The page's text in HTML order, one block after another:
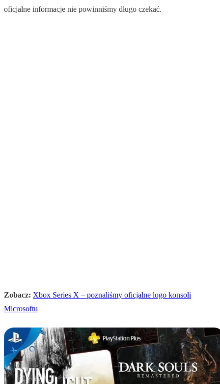
oficjalne informacje nie powinniśmy długo czekać.
Zobacz: Xbox Series X – poznaliśmy oficjalne logo konsoli
Microsoftu